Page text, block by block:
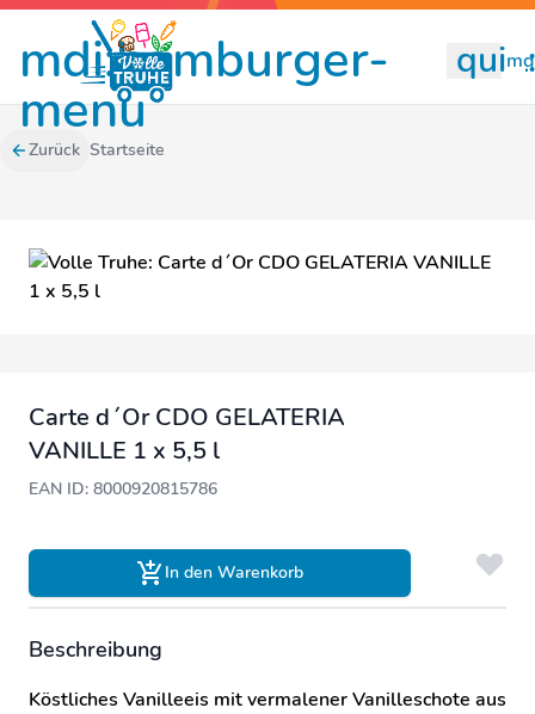
mdi:hamburger-
menu
Zurück Startseite
Carte d´Or CDO GELATERIA
VANILLE 1 x 5,5 l
EAN ID: 8000920815786
In den Warenkorb
Beschreibung
Köstliches Vanilleeis mit vermalener Vanilleschote aus